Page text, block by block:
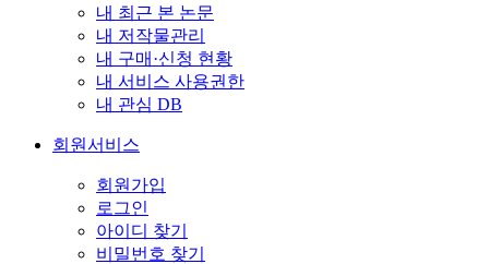
내 최근 본 논문
내 저작물관리
내 구매·신청 현황
내 서비스 사용권한
내 관심 DB
회원서비스
회원가입
로그인
아이디 찾기
비밀번호 찾기